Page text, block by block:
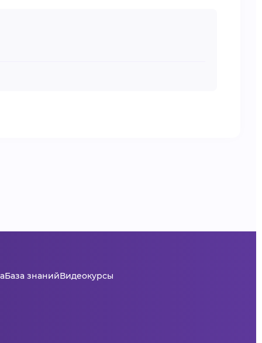
База знанийВидеокурсы